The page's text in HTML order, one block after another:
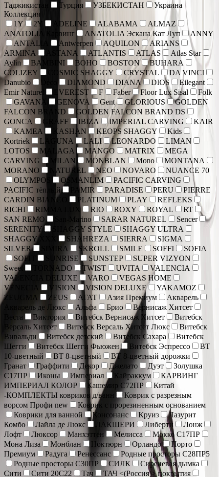
Таджикистан
Турция УЗБЕКИСТАН
Украина
Коллекция
1Y
2Y ADELINE ALABAMA
ALMAZ
ANATOLIA Карвинг
ANATOLIA Эскана Кат Луп
ANNY
ANTALIA
Antwerpen AQUILON
ARIANS
ARMINA
ASTANA ATLANTIS ATLAS
Atlas Star
Aylin
BAMBINI BOHO BOSTON
BUHARA
COLIZEY
COSMIC SHAGGY CRYSTAL
DA VINCI
Danubio
Deco DIAMOND DIANA DIOS
Eilegant
Emir Naturel
EVEREST F Faber Floor Lux Sisal
Folk
GAVANA
GENOVA Gent GLORIOUS
GOLDEN
FALCON BRAND
GOLDEN FALCON BRAND DS
GONCA
GRAFF IBIZA IMPERIAL CARVING
KAIR
KAMEA
KASHAN KEOPS SHAGGY
Kids
Kortriek
LAGUNA LALI LEONARDO
LIMAN
LOTOS
MALAGA MANGO MATRIX
MEGA
CARVING
MILAN MONBLAN Mono
MONTANA
MORANO
NATUREL NEO NOVARO
NUANCE 70
OLYMPOS
OSMANLIM
PACIFIC CARVING
PACIFIC тёплый
PAMIR PARADISE PERU
PIERRE
CARDIN BIANCO
PLATINUM PLAY
REFLEKS
RICHI
RIMMA LUX RIO ROXY ROYAL
RT
SAN REMO
San-Marino SARAR NATUREL
Sencer
SERENITY
SHAGGY STYLE
SHAGGY ULTRA
SHAGGY XXX
SHAHREZA SIERRA
SIGMA
SILVER
SIMIRA SKROLL SMILE SOFFI
SOFIA
SOFIT
SUNRISE SUNSTEP
SUPER VIZYON
Sweet
TORNADO TWIST UVITA
VALENCIA
VALENCIA DELUXE
VARO
VEGAS HOME
VENECIA
VISION VISION DELUXE
YAKAMOZ
ZEUGMA
ZEUS АГАТ Азия Премиум
Акварель
Акварель де Люкс
Альфа Брио
Вернисаж Хитсет
Веста
Виктория Витебск Вернисаж Хитсет
Витебск
Версаль Хитсет
Витебск Версаль Хитсет Люкс
Витебск
Вивальди
Витебск детский Витебск Сахара
Витебск
Шегги
Витебск Шегги Фьюжен Витебск Эспрессо
ВТ
10-цветный
ВТ 8-цветный
ВТ 8-цветный дорожки
Гранат
Граффити Декор Джелато Дуэт
Золушка
С17ПР
Иконы Империал Кайраккум
КАРВИНГ
ИМПЕРИАЛ КОЛОР
Кашемир С72ПР
Китай
-КОМПЛЕКТЫ ковриков д/ванн
Коврик c разрезным
ворсом Профи new
Коврик с прорезиненным основанием
Коврики для ванной
Консонанс Круиз
Лазурит
Комбо
Лайла де Люкс ЛАКШЕРИ Либерти
Лонж
Лофт
Люксор Манхэттен Мелисса
Мокко С17ПР
Мона Лиза
Монблан Ноктюрн Орландо
Порто
Премиум
Радуга Ренессанс
Родные просторы С28ПР5
Родные просторы С30ПР
СИЛК
Сиреневая дымка
Сити
Сити 20С22 Тач ТАЧ <(Россия)> покрытия